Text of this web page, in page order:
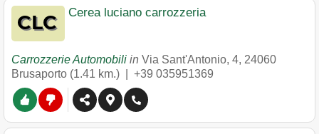
Cerea luciano carrozzeria
Carrozzerie Automobili in Via Sant'Antonio, 4, 24060
Brusaporto (1.41 km.) | +39 035951369